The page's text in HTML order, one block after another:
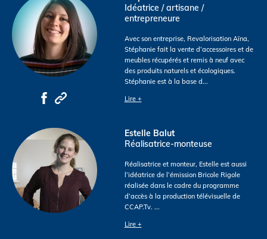
Idéatrice / artisane /
entrepreneure
Avec son entreprise, Revalorisation Aïna,
Stéphanie fait la vente d’accessoires et de
meubles récupérés et remis à neuf avec
des produits naturels et écologiques.
Stéphanie est à la base d...
Lire +
Estelle Balut
Réalisatrice-monteuse
Réalisatrice et monteur, Estelle est aussi
l’idéatrice de l’émission Bricole Rigole
réalisée dans le cadre du programme
d’accès à la production télévisuelle de
CCAP.Tv. ...
Lire +